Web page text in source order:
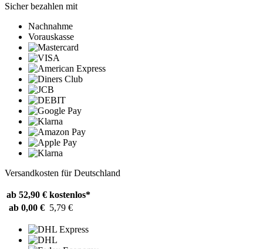
Sicher bezahlen mit
Nachnahme
Vorauskasse
Versandkosten für Deutschland
ab 52,90 € kostenlos*
ab 0,00 € 5,79 €